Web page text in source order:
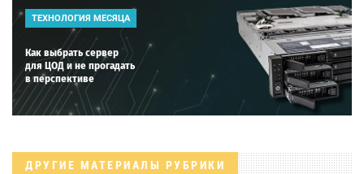
ТЕХНОЛОГИЯ МЕСЯЦА
Как выбрать сервер
для ЦОД и не прогадать
в перспективе
ДРУГИЕ МАТЕРИАЛЫ РУБРИКИ